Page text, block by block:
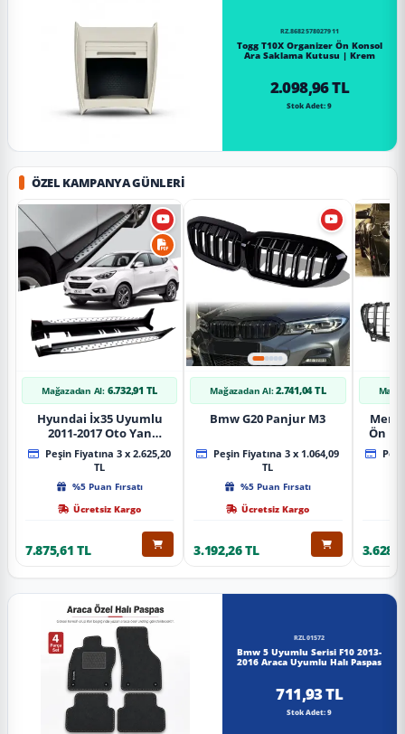
RZ.8682578027911
Togg T10X Organizer Ön Konsol
Ara Saklama Kutusu | Krem
2.098,96 TL
Stok Adet: 9
ÖZEL KAMPANYA GÜNLERI
Mağazadan Al: 6.732,91 TL
Hyundai İx35 Uyumlu
2011-2017 Oto Yan
Basamak Koruma Side
Step Bmw Style
Peşin Fiyatına 3 x 2.625,20
TL
%5 Puan Fırsatı
Ücretsiz Kargo
7.875,61 TL
Mağazadan Al: 2.741,04 TL
Bmw G20 Panjur M3
Peşin Fiyatına 3 x 1.064,09
TL
%5 Puan Fırsatı
Ücretsiz Kargo
3.192,26 TL
Ön
RZL01572
Bmw 5 Uyumlu Serisi F10 2013-
2016 Araca Uyumlu Halı Paspas
711,93 TL
Stok Adet: 9